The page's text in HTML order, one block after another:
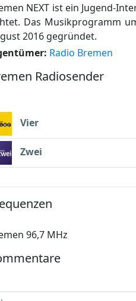
NEXT ist ein Jugend-
Das Musikprogramm
2016 gegründet.
Radio Bremen
Radiosender
Vier
Zwei
96,7 MHz